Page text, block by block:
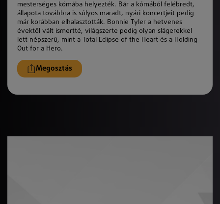
mesterséges kómába helyezték. Bár a kómából felébredt,
állapota továbbra is súlyos maradt, nyári koncertjeit pedig
már korábban elhalasztották. Bonnie Tyler a hetvenes
évektől vált ismertté, világszerte pedig olyan slágerekkel
lett népszerű, mint a Total Eclipse of the Heart és a Holding
Out for a Hero.
Megosztás